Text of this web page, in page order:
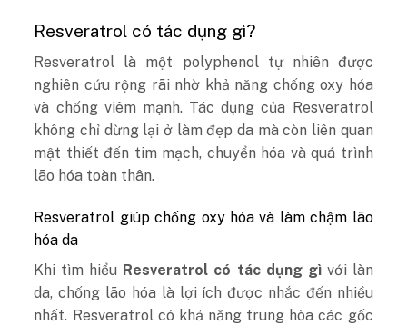
Resveratrol có tác dụng gì?
Resveratrol là một polyphenol tự nhiên được
nghiên cứu rộng rãi nhờ khả năng chống oxy hóa
và chống viêm mạnh. Tác dụng của Resveratrol
không chỉ dừng lại ở làm đẹp da mà còn liên quan
mật thiết đến tim mạch, chuyển hóa và quá trình
lão hóa toàn thân.
Resveratrol giúp chống oxy hóa và làm chậm lão
hóa da
Khi tìm hiểu Resveratrol có tác dụng gìvới làn
da, chống lão hóa là lợi ích được nhắc đến nhiều
nhất. Resveratrol có khả năng trung hòa các gốc